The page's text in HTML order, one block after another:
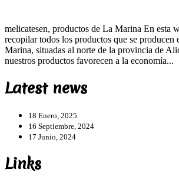
melicatesen, productos de La Marina En esta
recopilar todos los productos que se producen
Marina, situadas al norte de la provincia de
nuestros productos favorecen a la economía...
Latest news
18 Enero, 2025
16 Septiembre, 2024
17 Junio, 2024
Links